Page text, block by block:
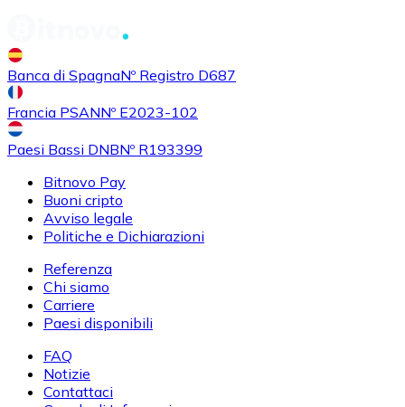
Banca di SpagnaNº Registro D687
Francia PSANNº E2023-102
Paesi Bassi DNBNº R193399
Bitnovo Pay
Buoni cripto
Avviso legale
Politiche e Dichiarazioni
Referenza
Chi siamo
Carriere
Paesi disponibili
FAQ
Notizie
Contattaci